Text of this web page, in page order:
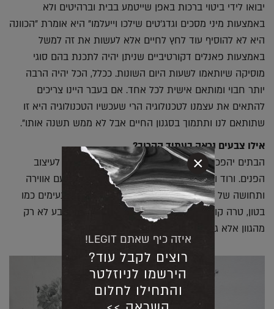
יבואו לידי ביטוי ברכות באפן שייטמע בבית וברהיטים ולא
באמצעות מיני מסכים וגדג'טים שילכו וייעלמו" היא אומרת "הכוונה
היא לא להוסיף עוד לחץ לחיים אלא לעשות את זה למשל
באמצעות פאנלים דקורטיביים שניתן יהיה לתכנת בהם סוגי
מוסיקה שיותאמו לשעות היום השונות. ככלל, הכל יהיה הרבה
יותר חבוי ומותאם אישית לכל אחד. אם בעבר היינו צריכים
להתאים את עצמנו לטכנולוגיה הרי שעכשיו הטכנולוגיה היא זו
שתותאם לנו ותתמוך בסגנון החיים אבל לא ממש תשנה אותו".
אילו צבעים נראה בעתיד הקרוב?
הבתים יהפכו יותר צבעוניים והרבה מאוד צבע ייכנס לעיצוב
הפנים. ורוד וצהוב ימשיכו להיות חזקים. כל זה יגיע עם אווירה
ותחושה של אומנות ובצירוף חומרים בעלי מרקמים נעימים כמו
בטון, טרה קוטה, זכוכית ממוחזרת ועץ. החמימות תנבע לא רק
מהגוון אלא גם מהחומר".
איזה כיף שאתם LEGIT!
רוצים לקבל עוד?
הירשמו לניוזלטר
והתחילו לחלום
×